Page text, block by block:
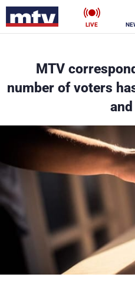
LIVE
MTV
number of voters
ناس
رياضة